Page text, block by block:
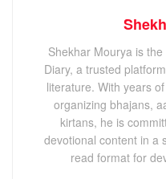
Shekhar Mourya is
Diary, a trusted
literature. With years
organizing bhajans,
kirtans, he is
devotional content in a
read format for